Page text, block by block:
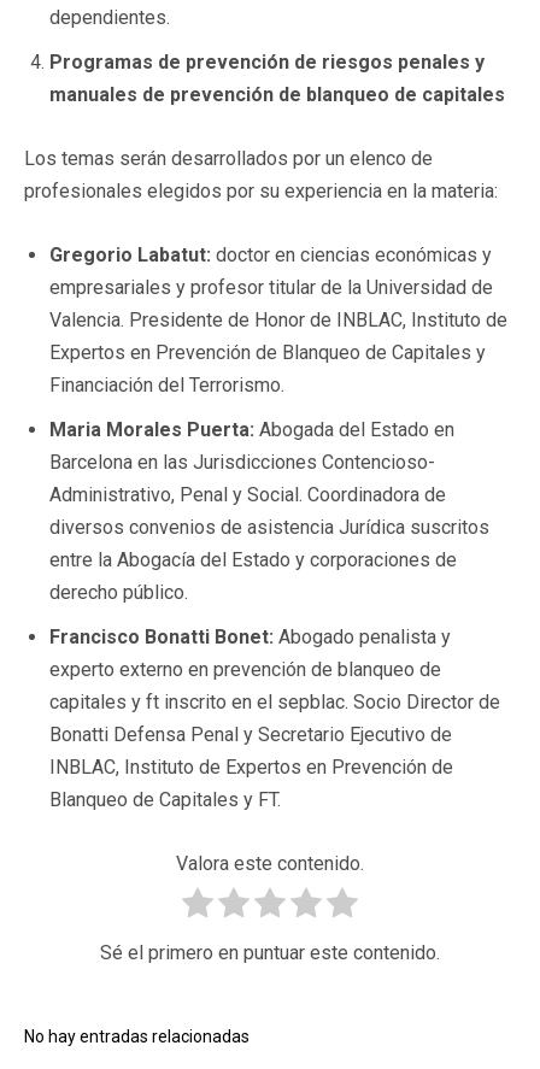
dependientes.
Programas de prevención de riesgos penales y
manuales de prevención de blanqueo de capitales
Los temas serán desarrollados por un elenco de
profesionales elegidos por su experiencia en la materia:
Gregorio Labatut: doctor en ciencias económicas y
empresariales y profesor titular de la Universidad de
Valencia. Presidente de Honor de INBLAC, Instituto de
Expertos en Prevención de Blanqueo de Capitales y
Financiación del Terrorismo.
Maria Morales Puerta: Abogada del Estado en
Barcelona en las Jurisdicciones Contencioso-
Administrativo, Penal y Social. Coordinadora de
diversos convenios de asistencia Jurídica suscritos
entre la Abogacía del Estado y corporaciones de
derecho público.
Francisco Bonatti Bonet: Abogado penalista y
experto externo en prevención de blanqueo de
capitales y ft inscrito en el sepblac. Socio Director de
Bonatti Defensa Penal y Secretario Ejecutivo de
INBLAC, Instituto de Expertos en Prevención de
Blanqueo de Capitales y FT.
Valora este contenido.
Sé el primero en puntuar este contenido.
No hay entradas relacionadas